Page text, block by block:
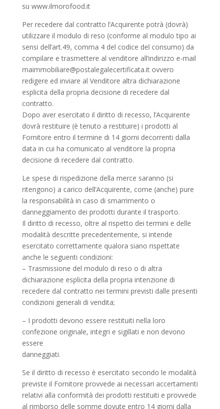
su www.ilmorofood.it
Per recedere dal contratto l’Acquirente potrà (dovrà)
utilizzare il modulo di reso (conforme al modulo tipo ai
sensi dell’art.49, comma 4 del codice del consumo) da
compilare e trasmettere al venditore all’indirizzo e-mail
maimmobiliare@postalegalecertificata.it ovvero
redigere ed inviare al Venditore altra dichiarazione
esplicita della propria decisione di recedere dal
contratto.
Dopo aver esercitato il diritto di recesso, l’Acquirente
dovrà restituire (è tenuto a restituire) i prodotti al
Fornitore entro il termine di 14 giorni decorrenti dalla
data in cui ha comunicato al venditore la propria
decisione di recedere dal contratto.
Le spese di rispedizione della merce saranno (si
ritengono) a carico dell’Acquirente, come (anche) pure
la responsabilità in caso di smarrimento o
danneggiamento dei prodotti durante il trasporto.
Il diritto di recesso, oltre al rispetto dei termini e delle
modalità descritte precedentemente, si intende
esercitato correttamente qualora siano rispettate
anche le seguenti condizioni:
– Trasmissione del modulo di reso o di altra
dichiarazione esplicita della propria intenzione di
recedere dal contratto nei termini previsti dalle presenti
condizioni generali di vendita;
– I prodotti devono essere restituiti nella loro
confezione originale, integri e sigillati e non devono
essere
danneggiati.
Se il diritto di recesso è esercitato secondo le modalità
previste il Fornitore provvede ai necessari accertamenti
relativi alla conformità dei prodotti restituiti e provvede
al rimborso delle somme dovute entro 14 giorni dalla